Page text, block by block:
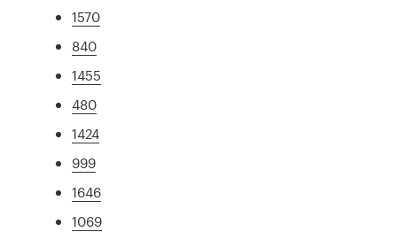
1570
840
1455
480
1424
999
1646
1069